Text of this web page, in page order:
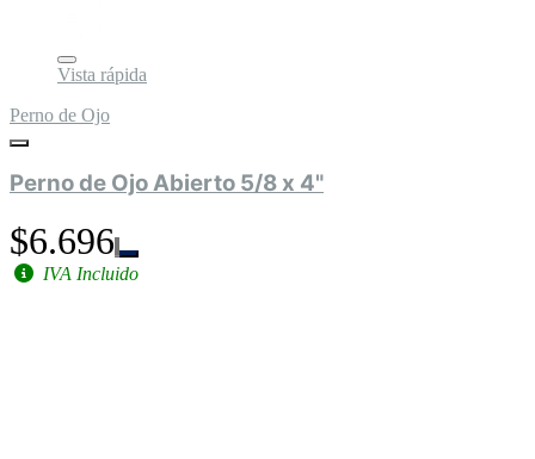
Vista rápida
Perno de Ojo
Perno de Ojo Abierto 5/8 x 4"
$6.696
IVA Incluido